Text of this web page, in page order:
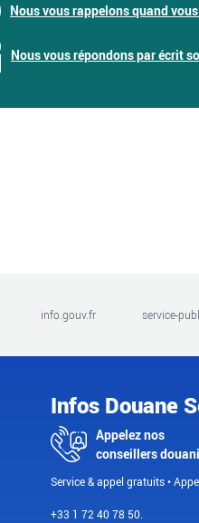
Nous vous rappelons quand
Nous vous répondons par écrit
info.gouv.fr service-
Infos Douane
Appelez nos
conseillers
Service & appel gratuits •
+33 1 72 40 78 50.